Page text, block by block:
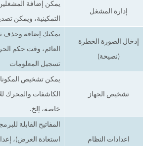
إدارة المشغل
يمكن إضافة
التمكينية، ويمكن
إدخال الصورة الخطرة
(نصيحة)
العائم، وقت حكم
تسجيل المعلومات
تشخيص الجهاز
يمكن تشخيص
الكاشفات والمحرك
خاصة، إلخ.
اعدادات النظام
المفاتيح القابلة
استعادة العرض)،